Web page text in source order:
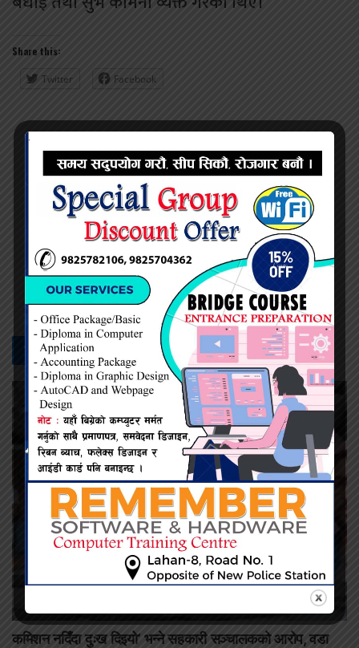
Share this:
Twitter Facebook
नेत्र दैनिक
सम्बन्धित -
कमिशन नदिँदा दुःख दिइयो’ भन्ने सहकारी सञ्चालकको आरोप, वडा